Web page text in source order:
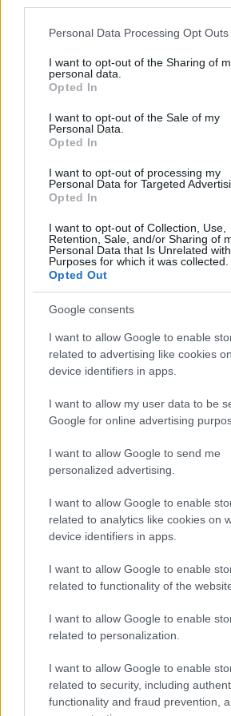
Please note that this website/app uses
not limited to your visit or usage
grant or deny consent to Google and its
use your data for below specified
consent section.
Personal Data Processing Opt Outs
I want to opt-out of the Sharing of
personal data.
Opted In
I want to opt-out of the Sale of my
Personal Data.
Opted In
I want to opt-out of processing my
Personal Data for Targeted
Opted In
I want to opt-out of Collection, Use,
Retention, Sale, and/or Sharing of
Personal Data that Is Unrelated
Purposes for which it was collected.
Opted Out
Google consents
I want to allow Google to enable
related to advertising like cookies
device identifiers in apps.
I want to allow my user data to be
Google for online advertising
I want to allow Google to send me
personalized advertising.
I want to allow Google to enable
related to analytics like cookies on
device identifiers in apps.
I want to allow Google to enable
related to functionality of the
I want to allow Google to enable
related to personalization.
I want to allow Google to enable
related to security, including
functionality and fraud prevention,
nagyszerű író Bereményi Géza
Togay se tudott segíteni. Már a
értettem, hogy mitől erősíti Can
végtermék alapján kijelenteném: a
jobb páros volt.
A filmből egy valamit nem
Széchenyi a legnagyobb magyar?
szavazta meg neki a nemzet?
mondotta róla, mert akkoriban
végkielégítés, ráadásul a gróf rá
Széchenyi valószínűleg azért
fejlődés indult meg, szorgalmas
annál: önzetlen adakozó. Könnyű
elkeresztelni mindenkiről
azt mondja, hogy adom az
tiéteket, akkor az egyszerre
hogy például, mi lett a
is? Vagy csak bolondnak tartották
vannak az ellenérdekű felek?
Milyen ez a Széchenyi? Izgága,
fanatikus, de nem túl okos. Tele
amiket nyugati útjain gyűjt
csak nem államférfi. Buta proli-
boldogabb magyar jövőbe. Hol a
pillanata? Mikortól lett hazafi? Azt
szeret bele örök asszonyába
azt nem, hogy mikor lesz belőle
Széchenyi azért ilyen, mert egy
Károlynak NEM VALÓ. Eperjes
maradandó munkásőr a Csapd le
volt, meg Goldoni-hős romániai
olyan emberek mellett, akik a
eszközként kezelik. Eperjes
impulzív, hadaró, fagyott arccal,
Eperjes arcán kettő és fél óra alatt
jelent meg, mint egy néptanító